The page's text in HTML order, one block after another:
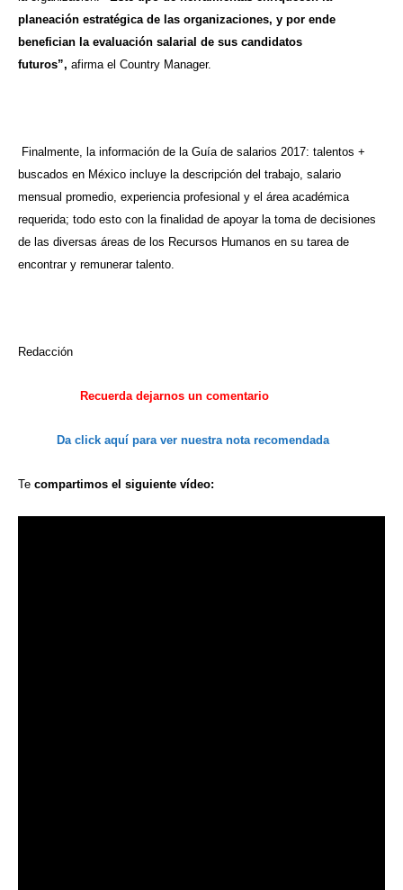
planeación estratégica de las organizaciones, y por ende
benefician la evaluación salarial de sus candidatos
futuros”, afirma el Country Manager.
Finalmente, la información de la Guía de salarios 2017: talentos +
buscados en México incluye la descripción del trabajo, salario
mensual promedio, experiencia profesional y el área académica
requerida; todo esto con la finalidad de apoyar la toma de decisiones
de las diversas áreas de los Recursos Humanos en su tarea de
encontrar y remunerar talento.
Redacción
Recuerda dejarnos un comentario
Da click aquí para ver nuestra nota recomendada
Te compartimos el siguiente vídeo: